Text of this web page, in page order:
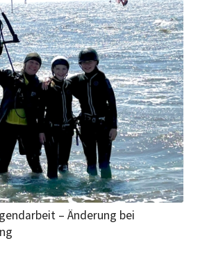
– Änderung bei